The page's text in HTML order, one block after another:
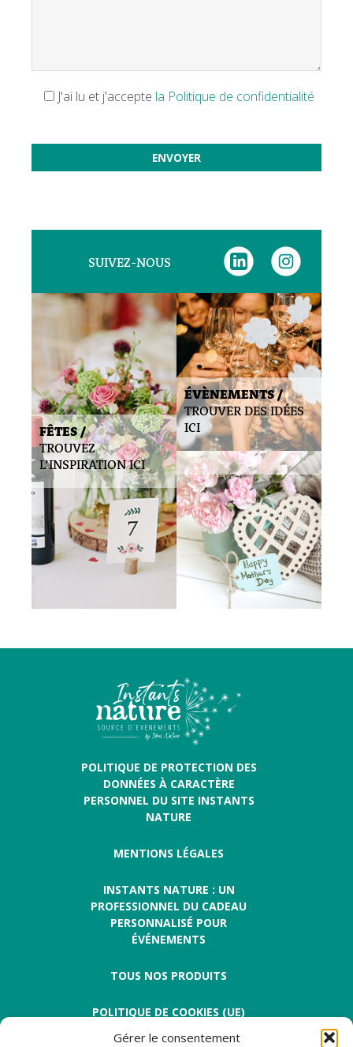
Gérer le consentement
SUIVEZ-NOUS
ÉVÈNEMENTS /
TROUVER DES IDÉES
ICI
FÊTES /
TROUVEZ
L’INSPIRATION ICI
J'ai lu et j'accepte la Politique de confidentialité
POLITIQUE DE PROTECTION DES
DONNÉES À CARACTÈRE
PERSONNEL DU SITE INSTANTS
NATURE
MENTIONS LÉGALES
INSTANTS NATURE : UN
PROFESSIONNEL DU CADEAU
PERSONNALISÉ POUR
ÉVÉNEMENTS
TOUS NOS PRODUITS
POLITIQUE DE COOKIES (UE)